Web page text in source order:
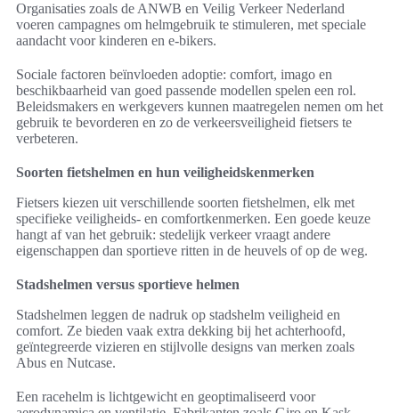
Organisaties zoals de ANWB en Veilig Verkeer Nederland
voeren campagnes om helmgebruik te stimuleren, met speciale
aandacht voor kinderen en e-bikers.
Sociale factoren beïnvloeden adoptie: comfort, imago en
beschikbaarheid van goed passende modellen spelen een rol.
Beleidsmakers en werkgevers kunnen maatregelen nemen om het
gebruik te bevorderen en zo de verkeersveiligheid fietsers te
verbeteren.
Soorten fietshelmen en hun veiligheidskenmerken
Fietsers kiezen uit verschillende soorten fietshelmen, elk met
specifieke veiligheids- en comfortkenmerken. Een goede keuze
hangt af van het gebruik: stedelijk verkeer vraagt andere
eigenschappen dan sportieve ritten in de heuvels of op de weg.
Stadshelmen versus sportieve helmen
Stadshelmen leggen de nadruk op stadshelm veiligheid en
comfort. Ze bieden vaak extra dekking bij het achterhoofd,
geïntegreerde vizieren en stijlvolle designs van merken zoals
Abus en Nutcase.
Een racehelm is lichtgewicht en geoptimaliseerd voor